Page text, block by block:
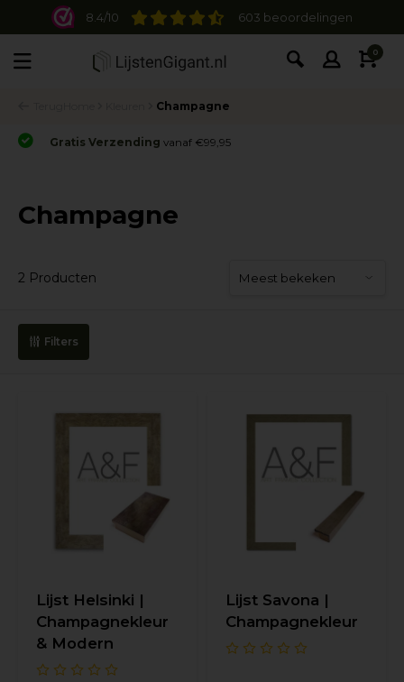
8.4/10 603 beoordelingen
0
Champagne
Gratis Verzending vanaf €99,95
Champagne
2 Producten
Filters
Lijst Helsinki |
Champagnekleur
& Modern
Lijst Savona |
Champagnekleur